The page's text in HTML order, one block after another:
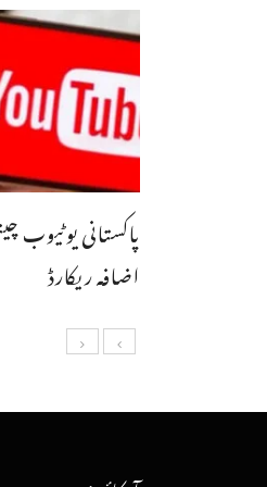
پاکستانی یوٹیوب
اضافہ ریکارڈ